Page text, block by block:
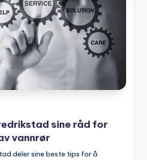
sine råd for
vannrør
deler sine beste tips for å